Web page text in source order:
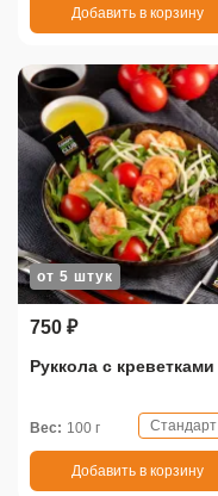
Добавить в корзину
от 5 штук
750 ₽
Руккола с креветками
Вес: 100 г Стандарт
Добавить в корзину